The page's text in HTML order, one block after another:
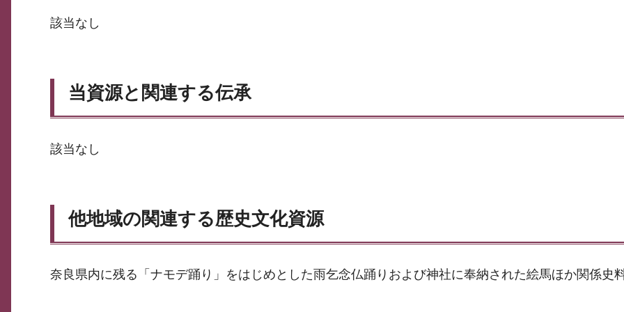
該当なし
当資源と関連する伝承
該当なし
他地域の関連する歴史文化資源
奈良県内に残る「ナモデ踊り」をはじめとした雨乞念仏踊りおよび神社に奉納された絵馬ほか関係史